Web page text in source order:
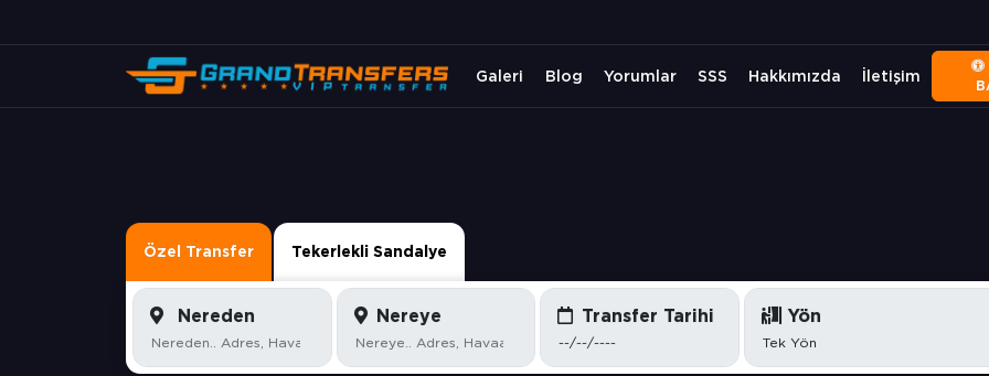
Galeri Blog Yorumlar SSS Hakkımızda İletişim
Özel Transfer Tekerlekli Sandalye
Nereden Nereye Transfer Tarihi Yön